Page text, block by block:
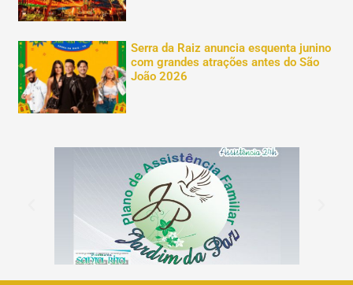
Serra da Raiz anuncia esquenta junino
com grandes atrações antes do São
João 2026